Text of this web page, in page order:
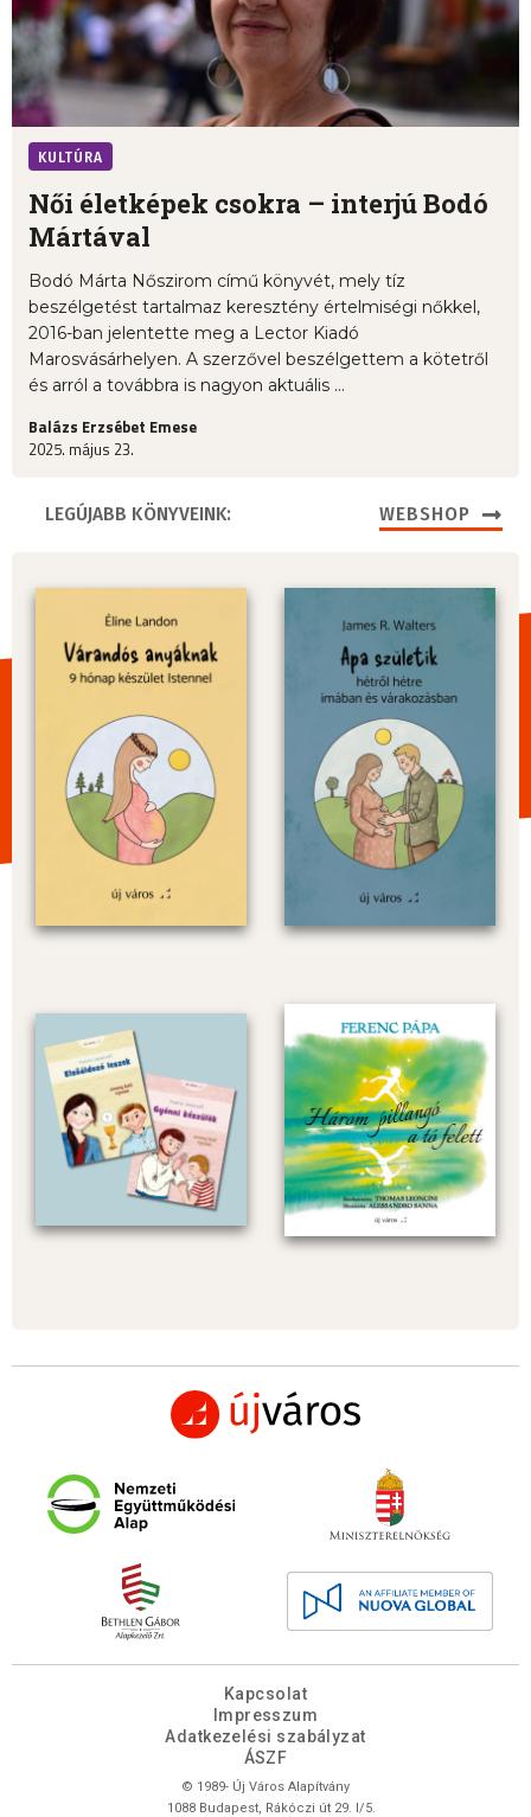
KULTÚRA
Női életképek csokra – interjú Bodó
Mártával
Bodó Márta Nőszirom című könyvét, mely tíz
beszélgetést tartalmaz keresztény értelmiségi nőkkel,
2016-ban jelentette meg a Lector Kiadó
Marosvásárhelyen. A szerzővel beszélgettem a kötetről
és arról a továbbra is nagyon aktuális ...
Balázs Erzsébet Emese
2025. május 23.
LEGÚJABB KÖNYVEINK: WEBSHOP
Kapcsolat
Impresszum
Adatkezelési szabályzat
ÁSZF
© 1989- Új Város Alapítvány
1088 Budapest, Rákóczi út 29. I/5.